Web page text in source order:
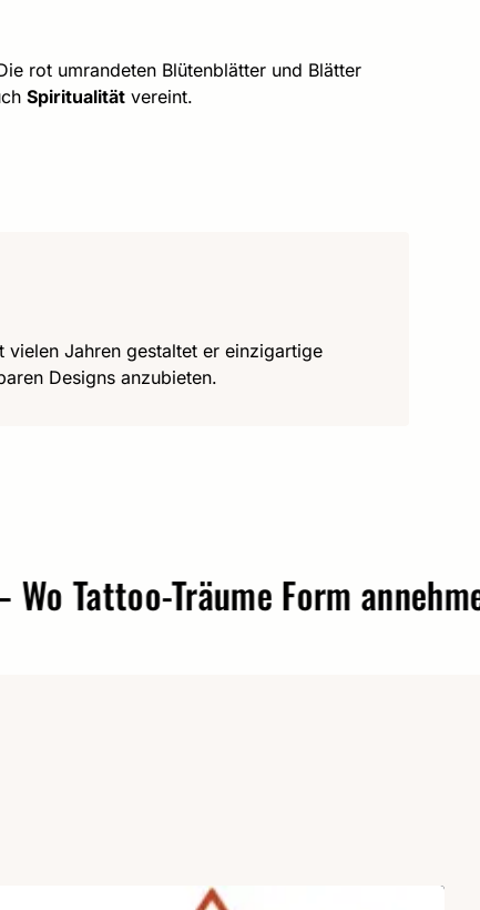
rot umrandeten Blütenblätter und Blätter
Spiritualität vereint.
Jahren gestaltet er einzigartige
Designs anzubieten.
Träume Form annehmen.